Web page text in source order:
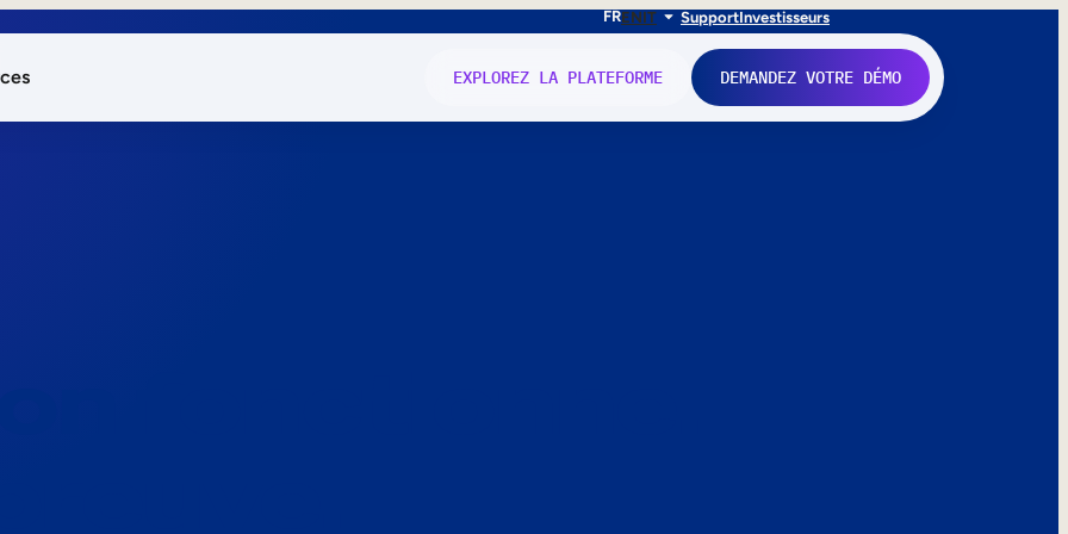
FRENIT SupportInvestisseurs
EXPLOREZ LA PLATEFORME DEMANDEZ VOTRE DÉMO